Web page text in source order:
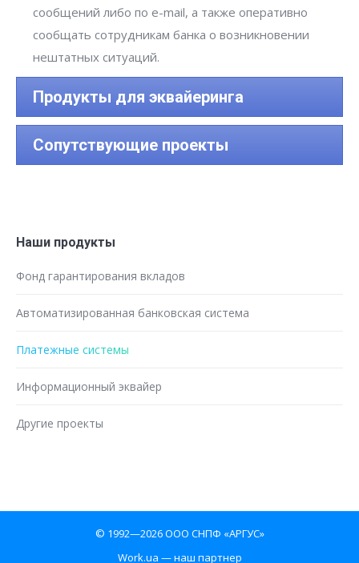
сообщений либо по e-mail, а также оперативно
сообщать сотрудникам банка о возникновении
нештатных ситуаций.
Продукты для эквайеринга
Сопутствующие проекты
Наши продукты
Фонд гарантирования вкладов
Автоматизированная банковская система
Платежные системы
Информационный эквайер
Другие проекты
© 1992—2026 ООО СНПФ «АРГУС»
Work.ua — наш партнер